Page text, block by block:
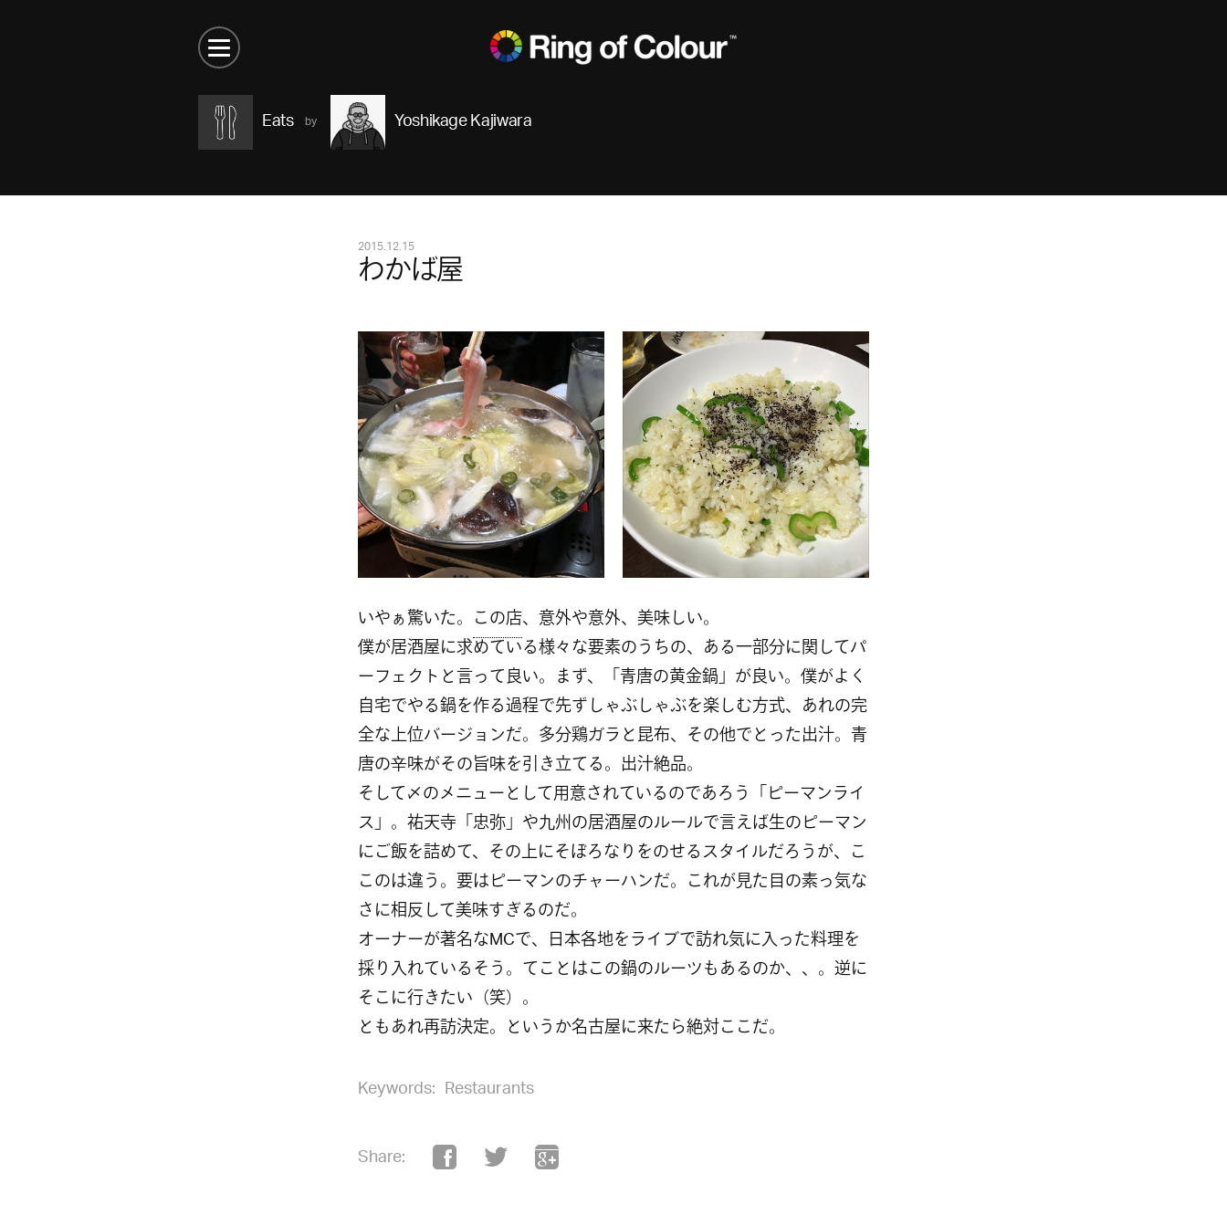
Eats Yoshikage Kajiwara
2015.12.15
わかば屋
いやぁ驚いた。 この店、意外や意外、美味しい。
僕が居酒屋に求めている様々な要素のうちの、ある一部分に関してパ
ーフェクトと言って良い。まず、「青唐の黄金鍋」が良い。僕がよく
自宅でやる鍋を作る過程で先ずしゃぶしゃぶを楽しむ方式、あれの完
全な上位バージョンだ。多分鶏ガラと昆布、その他でとった出汁。青
唐の辛味がその旨味を引き立てる。出汁絶品。
そして〆のメニューとして用意されているのであろう「ピーマンライ
ス」。祐天寺「忠弥」や九州の居酒屋のルールで言えば生のピーマン
にご飯を詰めて、その上にそぼろなりをのせるスタイルだろうが、こ
このは違う。要はピーマンのチャーハンだ。これが見た目の素っ気な
さに相反して美味すぎるのだ。
オーナーが著名なMCで、日本各地をライブで訪れ気に入った料理を
採り入れているそう。てことはこの鍋のルーツもあるのか、、。逆に
そこに行きたい（笑）。
ともあれ再訪決定。というか名古屋に来たら絶対ここだ。
Keywords: Restaurants
Share: